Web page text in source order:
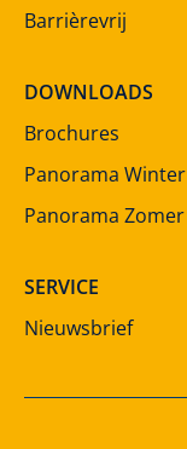
Barrièrevrij
DOWNLOADS
Brochures
Panorama Winter
Panorama Zomer
SERVICE
Nieuwsbrief